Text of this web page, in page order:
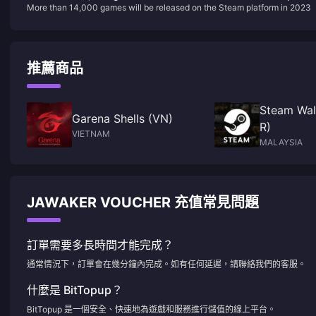
in 2023
More than 14,000 games will be released on the Steam platform in 2023
推薦商品
Garena Shells (VN)
VIETNAM
Steam
R)
MALAYSIA
JAWAKER VOUCHER 充值常見問題
訂單需要多長時間才能完成？
通常情況下，訂單會在幾分鐘內完成。如有任何延遲，請聯絡我們的客服。
什麼是 BitTopup？
BitTopup 是一個安全、快速地為遊戲和服務進行儲值的線上平台。